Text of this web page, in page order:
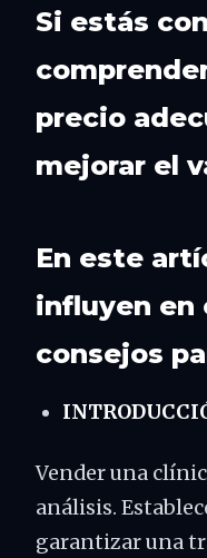
Si estás
precio
mejorar el
En este
influyen en
consejos
Vender una
análisis.
garantizar una